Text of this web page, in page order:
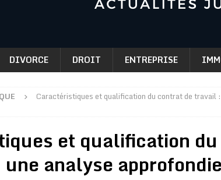
DIVORCE DROIT ENTREPRISE
Caractéristiques et qualification du contrat de travail
et qualification
analyse approfondie